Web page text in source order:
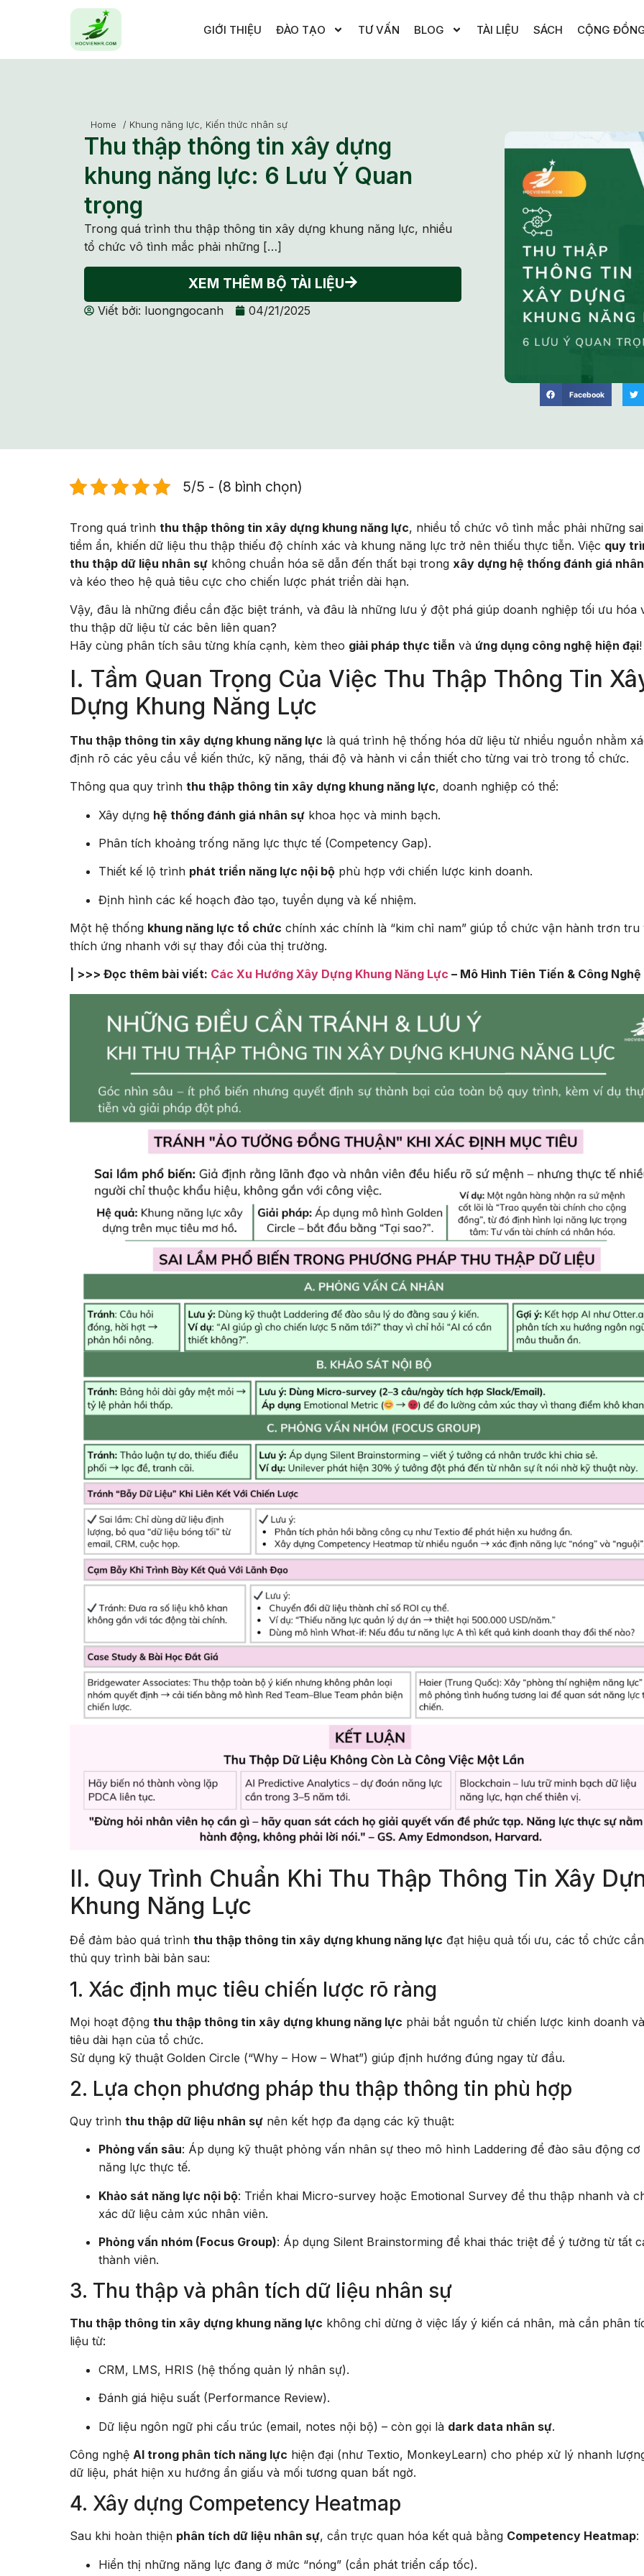
GIỚI THIỆU ĐÀO TẠO TƯ VẤN BLOG TÀI LIỆU SÁCH CỘNG
Home / Khung năng lực, Kiến thức nhân sự
Thu thập thông tin xây dựng
khung năng lực: 6 Lưu Ý Quan
trọng
Trong quá trình thu thập thông tin xây dựng khung năng lực, nhiều
tổ chức vô tình mắc phải những […]
XEM THÊM BỘ TÀI LIỆU
Viết bởi: luongngocanh 04/21/2025
Facebook
5/5 - (8 bình chọn)
Trong quá trình thu thập thông tin xây dựng khung năng lực, nhiều tổ chức vô tình mắc phải những
tiềm ẩn, khiến dữ liệu thu thập thiếu độ chính xác và khung năng lực trở nên thiếu thực tiễn. Việc quy
thu thập dữ liệu nhân sự không chuẩn hóa sẽ dẫn đến thất bại trong xây dựng hệ thống đánh giá
và kéo theo hệ quả tiêu cực cho chiến lược phát triển dài hạn.
Vậy, đâu là những điều cần đặc biệt tránh, và đâu là những lưu ý đột phá giúp doanh nghiệp tối ưu hóa
thu thập dữ liệu từ các bên liên quan?
Hãy cùng phân tích sâu từng khía cạnh, kèm theo giải pháp thực tiễn và ứng dụng công nghệ hiện đại!
I. Tầm Quan Trọng Của Việc Thu Thập Thông Tin
Dựng Khung Năng Lực
Thu thập thông tin xây dựng khung năng lực là quá trình hệ thống hóa dữ liệu từ nhiều nguồn nhằm
định rõ các yêu cầu về kiến thức, kỹ năng, thái độ và hành vi cần thiết cho từng vai trò trong tổ chức.
Thông qua quy trình thu thập thông tin xây dựng khung năng lực, doanh nghiệp có thể:
Xây dựng hệ thống đánh giá nhân sự khoa học và minh bạch.
Phân tích khoảng trống năng lực thực tế (Competency Gap).
Thiết kế lộ trình phát triển năng lực nội bộ phù hợp với chiến lược kinh doanh.
Định hình các kế hoạch đào tạo, tuyển dụng và kế nhiệm.
Một hệ thống khung năng lực tổ chức chính xác chính là “kim chỉ nam” giúp tổ chức vận hành trơn tru
thích ứng nhanh với sự thay đổi của thị trường.
| >>> Đọc thêm bài viết: Các Xu Hướng Xây Dựng Khung Năng Lực – Mô Hình Tiên Tiến & Công Nghệ
II. Quy Trình Chuẩn Khi Thu Thập Thông Tin Xây
Khung Năng Lực
Để đảm bảo quá trình thu thập thông tin xây dựng khung năng lực đạt hiệu quả tối ưu, các tổ chức
thủ quy trình bài bản sau:
1. Xác định mục tiêu chiến lược rõ ràng
Mọi hoạt động thu thập thông tin xây dựng khung năng lực phải bắt nguồn từ chiến lược kinh doanh
tiêu dài hạn của tổ chức.
Sử dụng kỹ thuật Golden Circle (“Why – How – What”) giúp định hướng đúng ngay từ đầu.
2. Lựa chọn phương pháp thu thập thông tin phù hợp
Quy trình thu thập dữ liệu nhân sự nên kết hợp đa dạng các kỹ thuật:
Phỏng vấn sâu: Áp dụng kỹ thuật phỏng vấn nhân sự theo mô hình Laddering để đào sâu động cơ
năng lực thực tế.
Khảo sát năng lực nội bộ: Triển khai Micro-survey hoặc Emotional Survey để thu thập nhanh và
xác dữ liệu cảm xúc nhân viên.
Phỏng vấn nhóm (Focus Group): Áp dụng Silent Brainstorming để khai thác triệt để ý tưởng từ tất
thành viên.
3. Thu thập và phân tích dữ liệu nhân sự
Thu thập thông tin xây dựng khung năng lực không chỉ dừng ở việc lấy ý kiến cá nhân, mà cần phân
liệu từ:
CRM, LMS, HRIS (hệ thống quản lý nhân sự).
Đánh giá hiệu suất (Performance Review).
Dữ liệu ngôn ngữ phi cấu trúc (email, notes nội bộ) – còn gọi là dark data nhân sự.
Công nghệ AI trong phân tích năng lực hiện đại (như Textio, MonkeyLearn) cho phép xử lý nhanh
dữ liệu, phát hiện xu hướng ẩn giấu và mối tương quan bất ngờ.
4. Xây dựng Competency Heatmap
Sau khi hoàn thiện phân tích dữ liệu nhân sự, cần trực quan hóa kết quả bằng Competency Heatmap:
Hiển thị những năng lực đang ở mức “nóng” (cần phát triển cấp tốc).